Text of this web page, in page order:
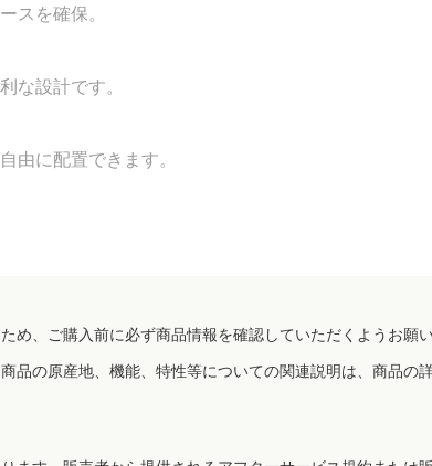
スを確保。
な設計です。
由に配置できます。
、ご購入前に必ず商品情報を確認していただくようお願い
の原産地、機能、特性等についての関連説明は、商品の